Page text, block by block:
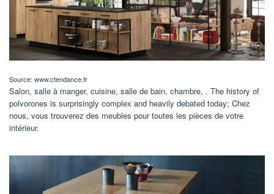
Source: www.ctendance.fr
Salon, salle à manger, cuisine, salle de bain, chambre, . The history of
polvorones is surprisingly complex and heavily debated today; Chez
nous, vous trouverez des meubles pour toutes les pièces de votre
intérieur.